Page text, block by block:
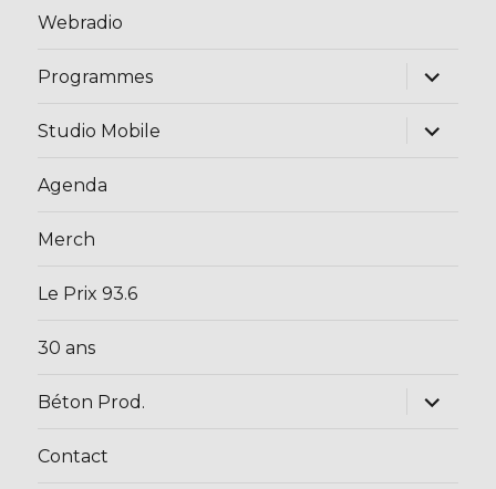
Webradio
Programmes
ouvrir
menu
Studio Mobile
ouvrir
Agenda
Merch
Le Prix 93.6
30 ans
Béton Prod.
ouvrir
Contact